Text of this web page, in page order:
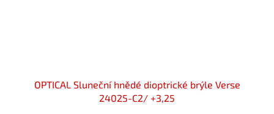
OPTICAL Sluneční hnědé dioptrické brýle Verse
24025-C2/ +3,25